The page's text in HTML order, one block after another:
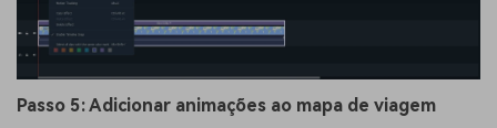
Passo 5:Adicionar animações ao mapa de viagem